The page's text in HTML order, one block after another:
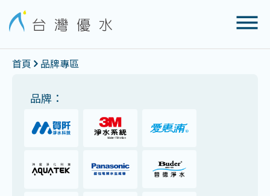
首頁 品牌專區
品牌：